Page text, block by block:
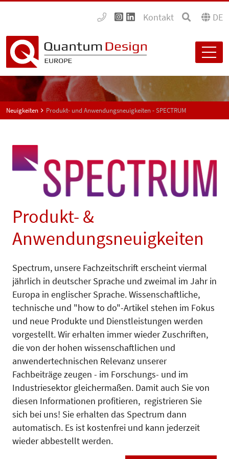
Kontakt DE
Neuigkeiten Produkt- und Anwendungsneuigkeiten - SPECTRUM
Produkt- &
Anwendungsneuigkeiten
Spectrum, unsere Fachzeitschrift erscheint viermal
jährlich in deutscher Sprache und zweimal im Jahr in
Europa in englischer Sprache. Wissenschaftliche,
technische und "how to do"-Artikel stehen im Fokus
und neue Produkte und Dienstleistungen werden
vorgestellt. Wir erhalten immer wieder Zuschriften,
die von der hohen wissenschaftlichen und
anwendertechnischen Relevanz unserer
Fachbeiträge zeugen - im Forschungs- und im
Industriesektor gleichermaßen. Damit auch Sie von
diesen Informationen profitieren, registrieren Sie
sich bei uns! Sie erhalten das Spectrum dann
automatisch. Es ist kostenfrei und kann jederzeit
wieder abbestellt werden.